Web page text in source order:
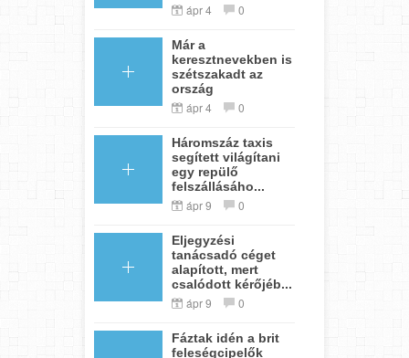
ápr 4 0
Már a
keresztnevekben is
szétszakadt az
ország
ápr 4 0
Háromszáz taxis
segített világítani
egy repülő
felszállásáho...
ápr 9 0
Eljegyzési
tanácsadó céget
alapított, mert
csalódott kérőjéb...
ápr 9 0
Fáztak idén a brit
feleségcipelők